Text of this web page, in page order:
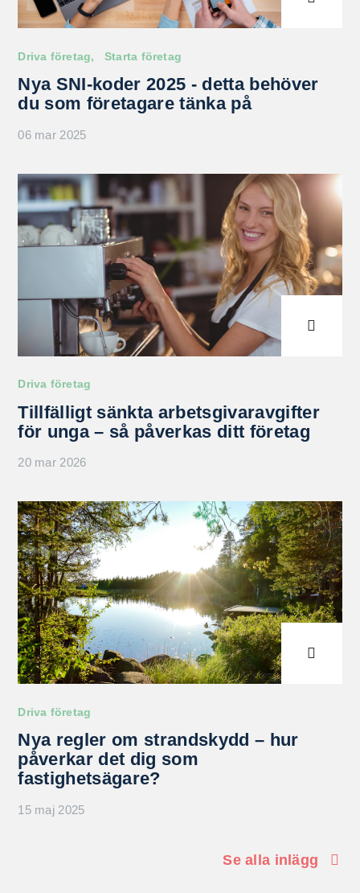
Driva företag Starta företag
Nya SNI-koder 2025 - detta behöver
du som företagare tänka på
06 mar 2025
Driva företag
Tillfälligt sänkta arbetsgivaravgifter
för unga – så påverkas ditt företag
20 mar 2026
Driva företag
Nya regler om strandskydd – hur
påverkar det dig som
fastighetsägare?
15 maj 2025
Se alla inlägg